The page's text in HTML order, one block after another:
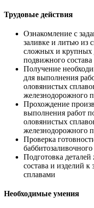
Трудовые действия
Ознакомление с
заливке и литью из
сложных и крупных
подвижного
Получение
для выполнения
оловянистых
железнодорожного
Прохождение
выполнения работ
оловянистых
железнодорожного
Проверка
баббитозаливочного
Подготовка
состава и изделий
сплавами
Необходимые умения